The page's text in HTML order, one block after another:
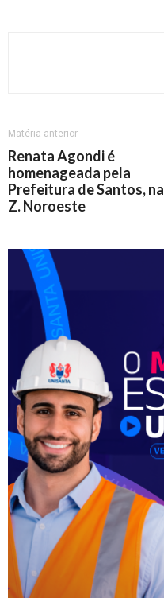
Matéria anterior
Renata Agondi é
homenageada pela
Prefeitura de Santos, na
Z. Noroeste